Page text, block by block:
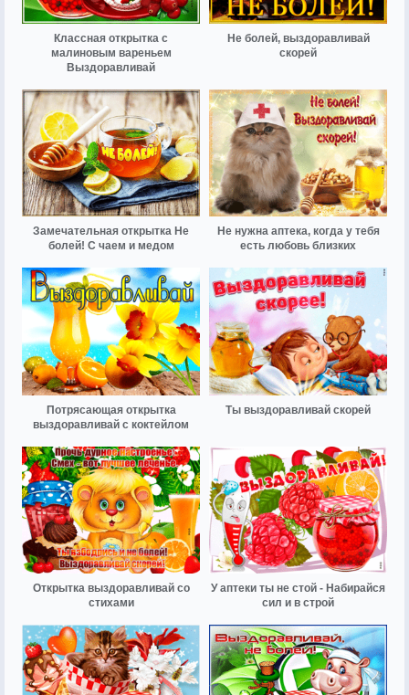
Классная открытка с
малиновым вареньем
Выздоравливай
Не болей, выздоравливай
скорей
Замечательная открытка Не
болей! С чаем и медом
Не нужна аптека, когда у тебя
есть любовь близких
Потрясающая открытка
выздоравливай с коктейлом
Ты выздоравливай скорей
Открытка выздоравливай со
стихами
У аптеки ты не стой - Набирайся
сил и в строй